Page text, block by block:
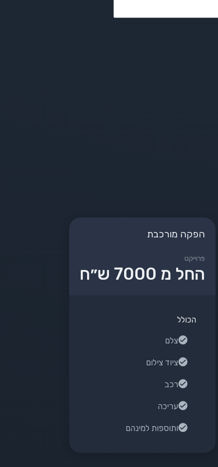
הפקה מורכבת
החל מ 7000 ש״ח
פרוייקט
הכולל
צלם
ציוד צילום
רכב
עריכה
ותוספות למינהם